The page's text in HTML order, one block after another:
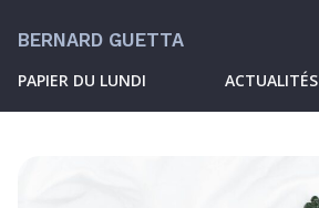
BERNARD GUETTA
PAPIER DU LUNDI ACTUALITÉS